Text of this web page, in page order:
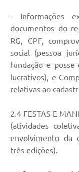
- Informações
documentos do
RG, CPF,
social (pessoa
fundação e
lucrativos), e
relativas ao
2.4 FESTAS E
(atividades
envolvimento da
três edições).